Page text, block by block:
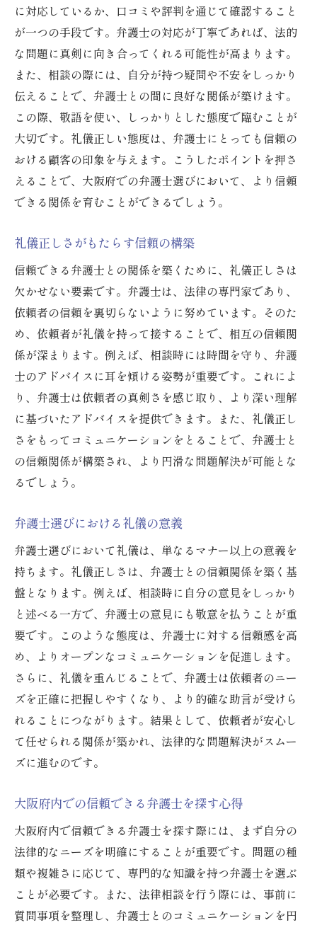
に対応しているか、口コミや評判を通じて確認すること
が一つの手段です。弁護士の対応が丁寧であれば、法的
な問題に真剣に向き合ってくれる可能性が高まります。
また、相談の際には、自分が持つ疑問や不安をしっかり
伝えることで、弁護士との間に良好な関係が築けます。
この際、敬語を使い、しっかりとした態度で臨むことが
大切です。礼儀正しい態度は、弁護士にとっても信頼の
おける顧客の印象を与えます。こうしたポイントを押さ
えることで、大阪府での弁護士選びにおいて、より信頼
できる関係を育むことができるでしょう。
礼儀正しさがもたらす信頼の構築
信頼できる弁護士との関係を築くために、礼儀正しさは
欠かせない要素です。弁護士は、法律の専門家であり、
依頼者の信頼を裏切らないように努めています。そのた
め、依頼者が礼儀を持って接することで、相互の信頼関
係が深まります。例えば、相談時には時間を守り、弁護
士のアドバイスに耳を傾ける姿勢が重要です。これによ
り、弁護士は依頼者の真剣さを感じ取り、より深い理解
に基づいたアドバイスを提供できます。また、礼儀正し
さをもってコミュニケーションをとることで、弁護士と
の信頼関係が構築され、より円滑な問題解決が可能とな
るでしょう。
弁護士選びにおける礼儀の意義
弁護士選びにおいて礼儀は、単なるマナー以上の意義を
持ちます。礼儀正しさは、弁護士との信頼関係を築く基
盤となります。例えば、相談時に自分の意見をしっかり
と述べる一方で、弁護士の意見にも敬意を払うことが重
要です。このような態度は、弁護士に対する信頼感を高
め、よりオープンなコミュニケーションを促進します。
さらに、礼儀を重んじることで、弁護士は依頼者のニー
ズを正確に把握しやすくなり、より的確な助言が受けら
れることにつながります。結果として、依頼者が安心し
て任せられる関係が築かれ、法律的な問題解決がスムー
ズに進むのです。
大阪府内での信頼できる弁護士を探す心得
大阪府内で信頼できる弁護士を探す際には、まず自分の
法律的なニーズを明確にすることが重要です。問題の種
類や複雑さに応じて、専門的な知識を持つ弁護士を選ぶ
ことが必要です。また、法律相談を行う際には、事前に
質問事項を整理し、弁護士とのコミュニケーションを円